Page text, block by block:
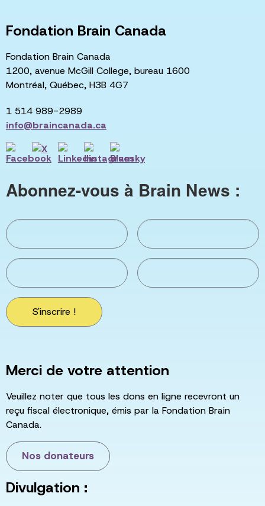
Fondation Brain Canada
Fondation Brain Canada
1200, avenue McGill College, bureau 1600
Montréal, Québec, H3B 4G7
1 514 989-2989
info@braincanada.ca
Abonnez-vous à Brain News :
S'inscrire !
Merci de votre attention
Veuillez noter que tous les dons en ligne recevront un
reçu fiscal électronique, émis par la Fondation Brain
Canada.
Nos donateurs
Divulgation :